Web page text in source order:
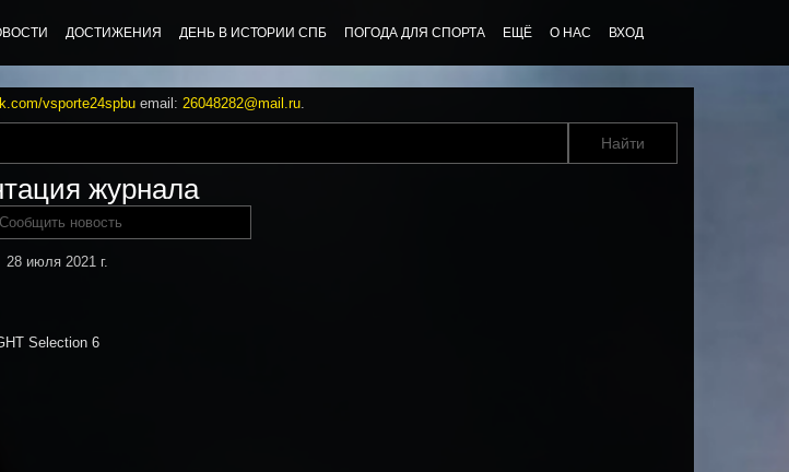
ДОСТИЖЕНИЯ ДЕНЬ В ИСТОРИИ СПБ ПОГОДА ДЛЯ СПОРТА ЕЩЁ О НАС ВХОД
vsporte24spbu email: 26048282@mail.ru.
журнала
Сообщить новость
28 июля 2021 г.
Selection 6